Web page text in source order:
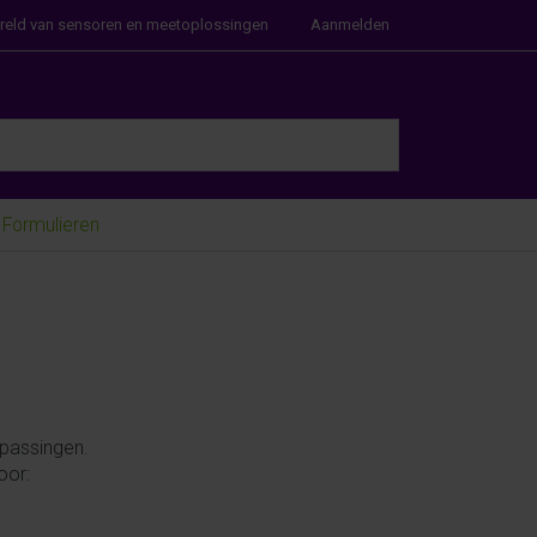
van sensoren en meetoplossingen Aanmelden
Formulieren